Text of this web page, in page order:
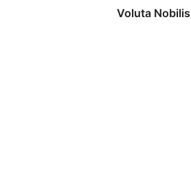
Voluta Nobilis